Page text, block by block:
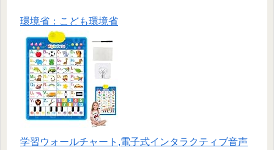
環境省：こども環境省
学習ウォールチャート,電子式インタラクティブ音声